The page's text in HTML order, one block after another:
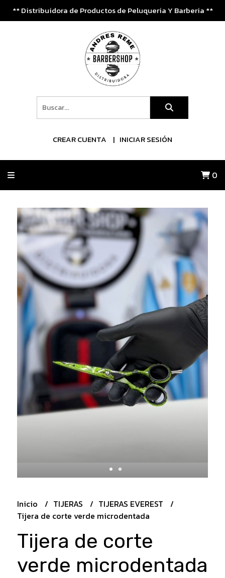
** Distribuidora de Productos de Peluqueria Y Barberia **
CREAR CUENTA INICIAR SESIÓN
0
Inicio TIJERAS
TIJERAS EVEREST
Tijera de corte verde microdentada
Tijera de corte
verde microdentada